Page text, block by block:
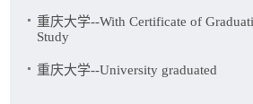
家发改委软科学项目、重庆市哲学社会
重庆大学--With Certificate of
Study
重庆大学--University graduated